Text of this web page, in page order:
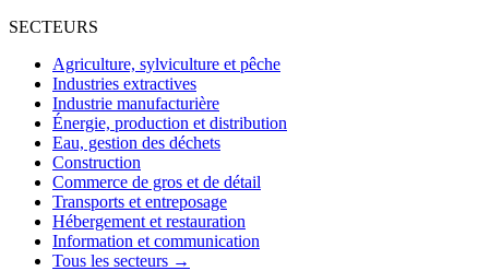
SECTEURS
Agriculture, sylviculture et pêche
Industries extractives
Industrie manufacturière
Énergie, production et distribution
Eau, gestion des déchets
Construction
Commerce de gros et de détail
Transports et entreposage
Hébergement et restauration
Information et communication
Tous les secteurs →